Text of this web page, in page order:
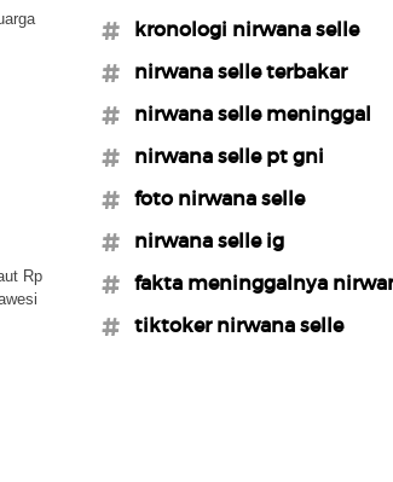
Rp
#kronologi nirwana selle
#nirwana selle terbakar
#nirwana selle meninggal
#nirwana selle pt gni
#foto nirwana selle
#nirwana selle ig
#fakta meninggalnya
#tiktoker nirwana selle